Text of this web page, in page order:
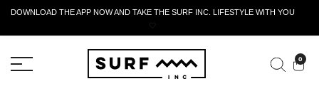
DOWNLOAD THE APP NOW AND TAKE THE SURF INC. LIFESTYLE WITH YOU
🤍
0
MODULO DI RESTITUZIONE ATTIVO